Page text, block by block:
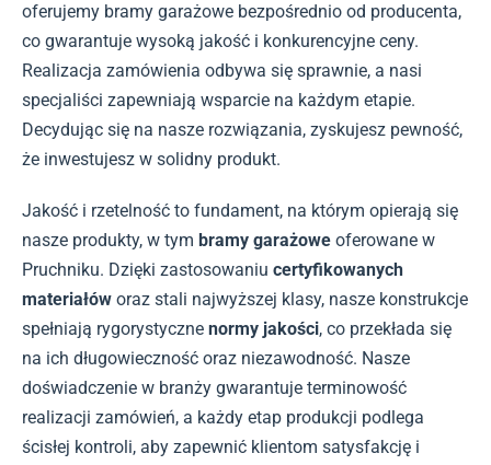
oferujemy bramy garażowe bezpośrednio od producenta,
co gwarantuje wysoką jakość i konkurencyjne ceny.
Realizacja zamówienia odbywa się sprawnie, a nasi
specjaliści zapewniają wsparcie na każdym etapie.
Decydując się na nasze rozwiązania, zyskujesz pewność,
że inwestujesz w solidny produkt.
Jakość i rzetelność to fundament, na którym opierają się
nasze produkty, w tym bramy garażowe oferowane w
Pruchniku. Dzięki zastosowaniu certyfikowanych
materiałów oraz stali najwyższej klasy, nasze konstrukcje
spełniają rygorystyczne normy jakości, co przekłada się
na ich długowieczność oraz niezawodność. Nasze
doświadczenie w branży gwarantuje terminowość
realizacji zamówień, a każdy etap produkcji podlega
ścisłej kontroli, aby zapewnić klientom satysfakcję i